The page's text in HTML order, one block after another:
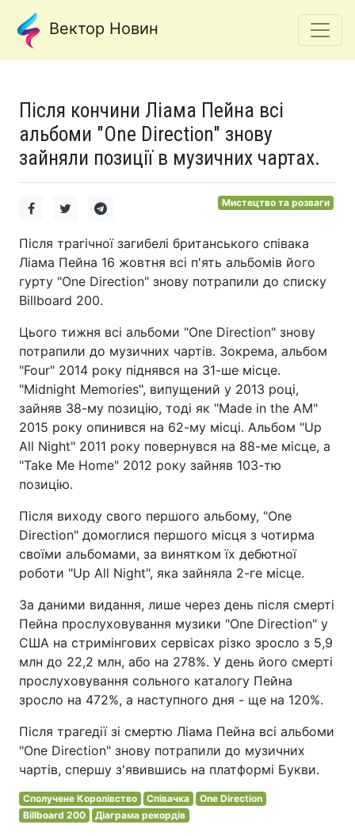
Вектор Новин
Після кончини Ліама Пейна всі
альбоми "One Direction" знову
зайняли позиції в музичних чартах.
Мистецтво та розваги
Після трагічної загибелі британського співака
Ліама Пейна 16 жовтня всі п'ять альбомів його
гурту "One Direction" знову потрапили до списку
Billboard 200.
Цього тижня всі альбоми "One Direction" знову
потрапили до музичних чартів. Зокрема, альбом
"Four" 2014 року піднявся на 31-ше місце.
"Midnight Memories", випущений у 2013 році,
зайняв 38-му позицію, тоді як "Made in the AM"
2015 року опинився на 62-му місці. Альбом "Up
All Night" 2011 року повернувся на 88-ме місце, а
"Take Me Home" 2012 року зайняв 103-тю
позицію.
Після виходу свого першого альбому, "One
Direction" домоглися першого місця з чотирма
своїми альбомами, за винятком їх дебютної
роботи "Up All Night", яка зайняла 2-ге місце.
За даними видання, лише через день після смерті
Пейна прослуховування музики "One Direction" у
США на стримінгових сервісах різко зросло з 5,9
млн до 22,2 млн, або на 278%. У день його смерті
прослуховування сольного каталогу Пейна
зросло на 472%, а наступного дня - ще на 120%.
Після трагедії зі смертю Ліама Пейна всі альбоми
"One Direction" знову потрапили до музичних
чартів, спершу з'явившись на платформі Букви.
Сполучене Королівство Співачка
One Direction
Billboard 200
Діаграма рекордів